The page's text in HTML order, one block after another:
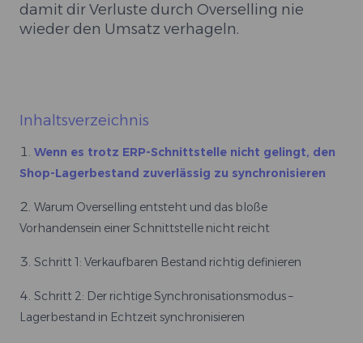
damit dir Verluste durch Overselling nie
wieder den Umsatz verhageln.
Inhaltsverzeichnis
Wenn es trotz ERP-Schnittstelle nicht gelingt, den
Shop-Lagerbestand zuverlässig zu synchronisieren
Warum Overselling entsteht und das bloße
Vorhandensein einer Schnittstelle nicht reicht
Schritt 1: Verkaufbaren Bestand richtig definieren
Schritt 2: Der richtige Synchronisationsmodus –
Lagerbestand in Echtzeit synchronisieren